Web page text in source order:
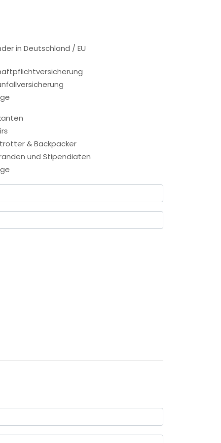
in Deutschland / EU
& Backpacker
und Stipendiaten